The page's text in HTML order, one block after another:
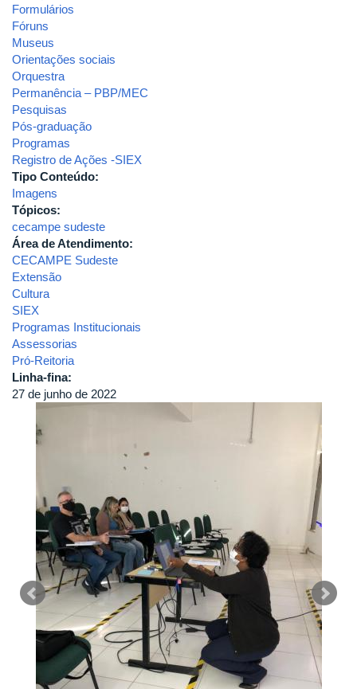
Formulários
Fóruns
Museus
Orientações sociais
Orquestra
Permanência – PBP/MEC
Pesquisas
Pós-graduação
Programas
Registro de Ações -SIEX
Tipo Conteúdo:
Imagens
Tópicos:
cecampe sudeste
Área de Atendimento:
CECAMPE Sudeste
Extensão
Cultura
SIEX
Programas Institucionais
Assessorias
Pró-Reitoria
Linha-fina:
27 de junho de 2022